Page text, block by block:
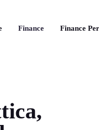
Finance Finance